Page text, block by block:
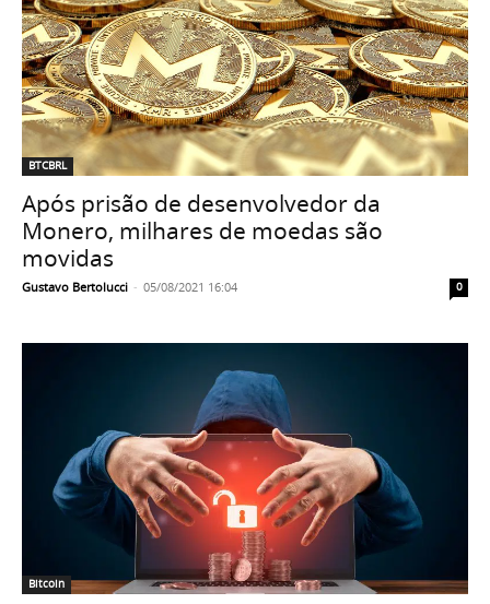
BTCBRL
Após prisão de desenvolvedor da
Monero, milhares de moedas são
movidas
Gustavo Bertolucci - 05/08/2021 16:04 0
Bitcoin